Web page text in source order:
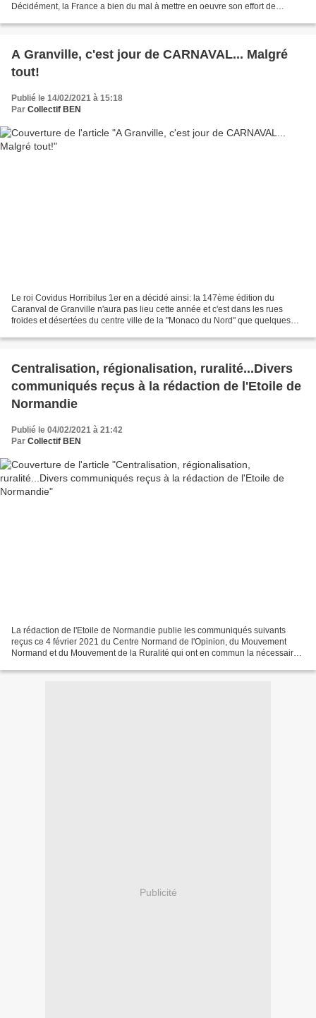
Décidément, la France a bien du mal à mettre en oeuvre son effort de
A Granville, c'est jour de CARNAVAL... Malgré
tout!
Publié le 14/02/2021 à 15:18
Par Collectif BEN
Le roi Covidus Horribilus 1er en a décidé ainsi: la 147ème édition du
Caranval de Granville n'aura pas lieu cette année et c'est dans les rues
froides et désertées du centre ville de la "Monaco du Nord" que quelques
Centralisation, régionalisation, ruralité...Divers
communiqués reçus à la rédaction de l'Etoile de
Normandie
Publié le 04/02/2021 à 21:42
Par Collectif BEN
La rédaction de l'Etoile de Normandie publie les communiqués suivants
reçus ce 4 février 2021 du Centre Normand de l'Opinion, du Mouvement
Normand et du Mouvement de la Ruralité qui ont en commun la nécessaire
Publicité